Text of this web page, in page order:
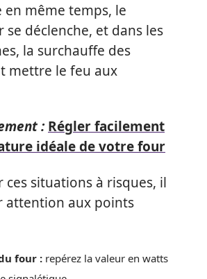
même temps, le
se déclenche, et dans les
la surchauffe des
mettre le feu aux
: Régler facilement
idéale de votre four
ces situations à risques, il
attention aux points
four : repérez la valeur en watts